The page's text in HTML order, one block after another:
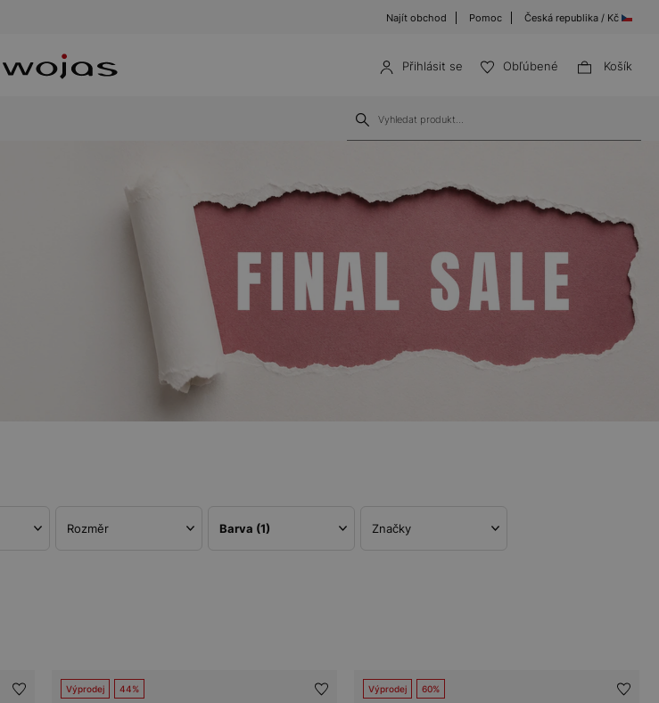
Najít obchod Pomoc Česká republika / Kč
Přihlásit se Obľúbené Košík
Rozměr Barva (1) Značky
Výprodej 44% Výprodej 60%